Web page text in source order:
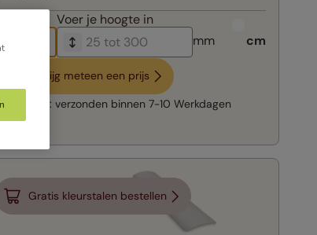
Voer je hoogte in
mm
cm
Krijg meteen een prijs
levering: verzonden binnen 7-10 Werkdagen
Gratis kleurstalen bestellen